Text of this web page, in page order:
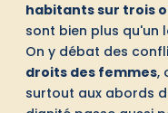
habitants sur trois
sont bien plus qu'un
On y débat des
droits des femmes,
surtout aux abords